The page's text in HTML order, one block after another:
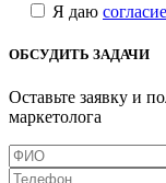
Я даю согласие
ОБСУДИТЬ ЗАДАЧИ
Оставьте заявку и
маркетолога